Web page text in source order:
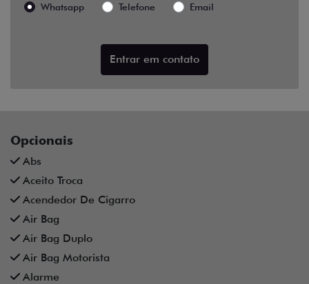
Whatsapp
Telefone Email
Entrar em contato
Opcionais
Abs
Aceito Troca
Acendedor De Cigarro
Air Bag
Air Bag Duplo
Air Bag Motorista
Alarme